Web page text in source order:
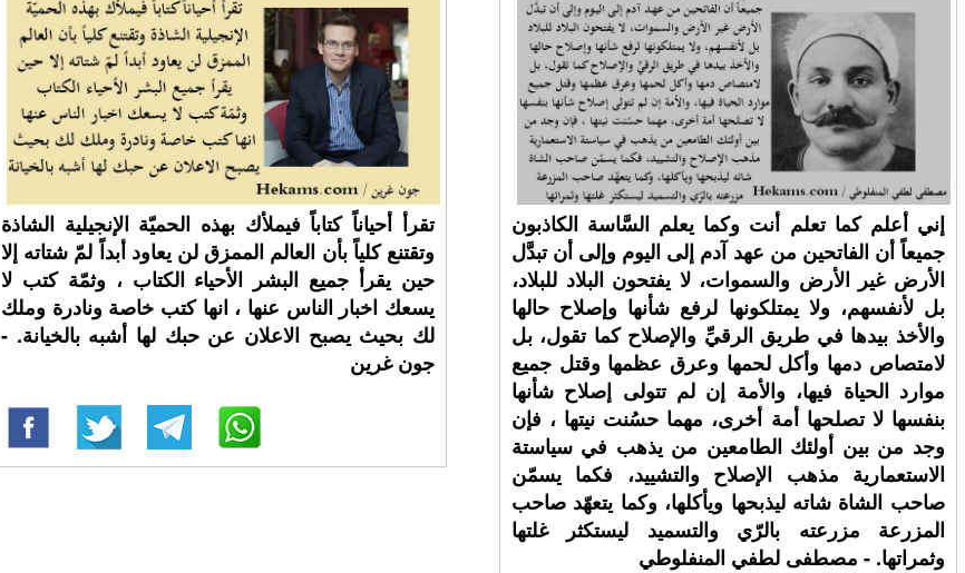
تقرأ أحياناً كتاباً فيملأك بهذه الحميّة الإنجيلية الشاذة
وتقتنع كلياً بأن العالم الممزق لن يعاود أبداً لمّ شتاته إلا
حين يقرأ جميع البشر الأحياء الكتاب ، وثمّة كتب لا
يسعك اخبار الناس عنها ، انها كتب خاصة ونادرة وملك
لك بحيث يصبح الاعلان عن حبك لها أشبه بالخيانة. -
جون غرين
إني أعلم كما تعلم أنت وكما يعلم السَّاسة الكاذبون
جميعاً أن الفاتحين من عهد آدم إلى اليوم وإلى أن تبدَّل
الأرض غير الأرض والسموات، لا يفتحون البلاد للبلاد،
بل لأنفسهم، ولا يمتلكونها لرفع شأنها وإصلاح حالها
والأخذ بيدها في طريق الرقيِّ والإصلاح كما تقول، بل
لامتصاص دمها وأكل لحمها وعرق عظمها وقتل جميع
موارد الحياة فيها، والأمة إن لم تتولى إصلاح شأنها
بنفسها لا تصلحها أمة أخرى، مهما حسُنت نيتها ، فإن
وجد من بين أولئك الطامعين من يذهب في سياستة
الاستعمارية مذهب الإصلاح والتشييد، فكما يسمّن
صاحب الشاة شاته ليذبحها ويأكلها، وكما يتعهّد صاحب
المزرعة مزرعته بالرّي والتسميد ليستكثر غلتها
وثمراتها. - مصطفى لطفي المنفلوطي